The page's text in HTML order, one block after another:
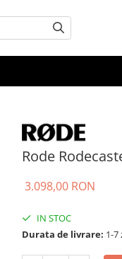
Rode
3.098,00 RON
IN STOC
Durata de livrare: 1-7